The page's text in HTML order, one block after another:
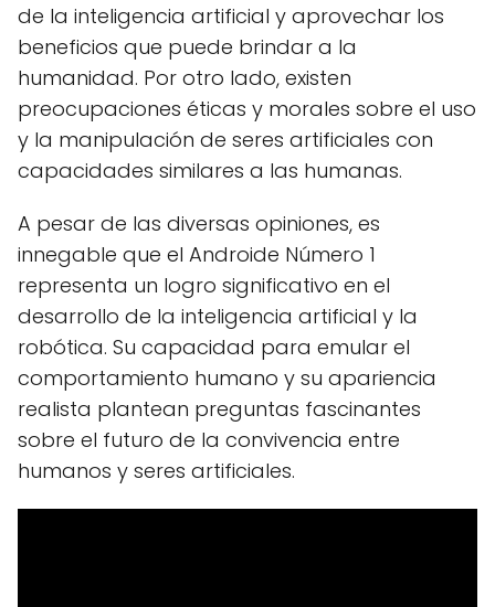
de la inteligencia artificial y aprovechar los
beneficios que puede brindar a la
humanidad. Por otro lado, existen
preocupaciones éticas y morales sobre el uso
y la manipulación de seres artificiales con
capacidades similares a las humanas.
A pesar de las diversas opiniones, es
innegable que el Androide Número 1
representa un logro significativo en el
desarrollo de la inteligencia artificial y la
robótica. Su capacidad para emular el
comportamiento humano y su apariencia
realista plantean preguntas fascinantes
sobre el futuro de la convivencia entre
humanos y seres artificiales.